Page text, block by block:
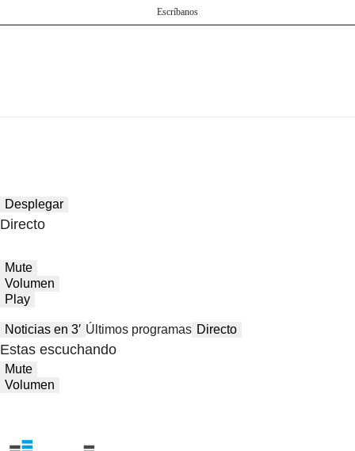
Escríbanos
Desplegar
Directo
Mute
Volumen
Play
Noticias en 3′ Últimos programas Directo
Estas escuchando
Mute
Volumen